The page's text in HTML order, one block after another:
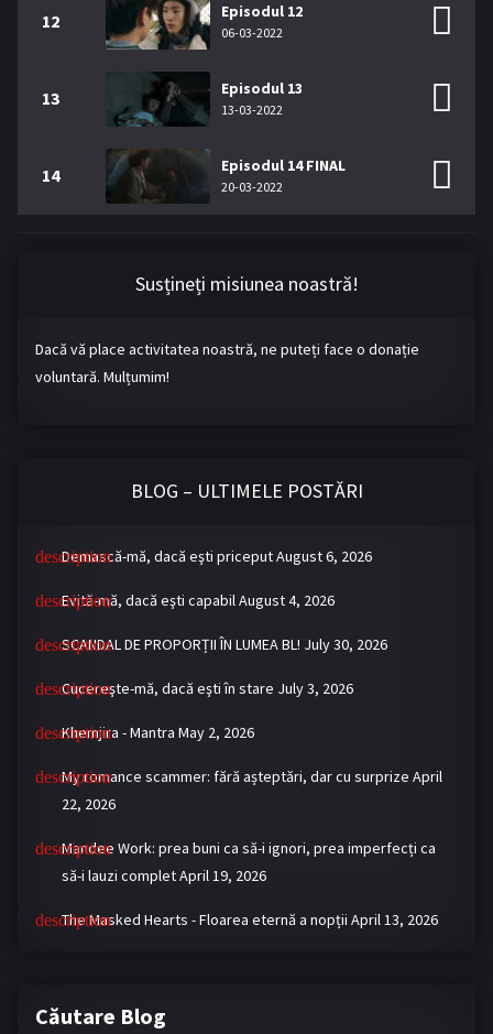
12 Episodul 12
06-03-2022
13 Episodul 13
13-03-2022
14 Episodul 14 FINAL
20-03-2022
Susțineți misiunea noastră!
Dacă vă place activitatea noastră, ne puteți face o donație
voluntară. Mulțumim!
BLOG – ULTIMELE POSTĂRI
Demască-mă, dacă eşti priceputAugust 6, 2026
Evită-mă, dacă eşti capabilAugust 4, 2026
SCANDAL DE PROPORȚII ÎN LUMEA BL! July 30, 2026
Cucereşte-mă, dacă eşti în stare July 3, 2026
Khemjira - Mantra May 2, 2026
My romance scammer: fără așteptări, dar cu surprize April
22, 2026
Mandee Work: prea buni ca să-i ignori, prea imperfecți ca
să-i lauzi completApril 19, 2026
The Masked Hearts - Floarea eternă a nopții April 13, 2026
Căutare Blog